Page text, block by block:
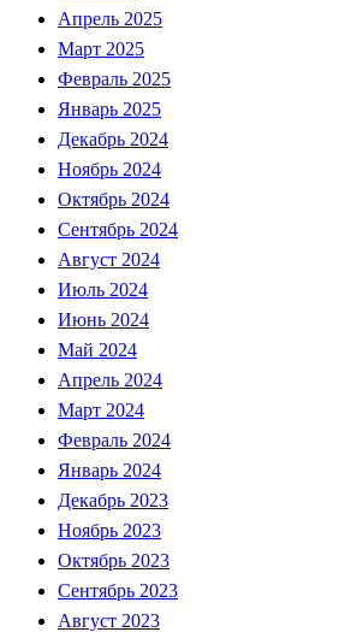
Апрель 2025
Март 2025
Февраль 2025
Январь 2025
Декабрь 2024
Ноябрь 2024
Октябрь 2024
Сентябрь 2024
Август 2024
Июль 2024
Июнь 2024
Май 2024
Апрель 2024
Март 2024
Февраль 2024
Январь 2024
Декабрь 2023
Ноябрь 2023
Октябрь 2023
Сентябрь 2023
Август 2023